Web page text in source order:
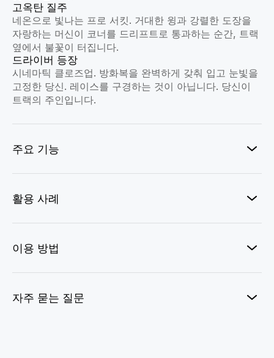
고옥탄 질주
네온으로 빛나는 프로 서킷. 거대한 윙과 강렬한 도장을
자랑하는 머신이 코너를 드리프트로 통과하는 순간, 트랙
옆에서 불꽃이 터집니다.
드라이버 등장
시네마틱 클로즈업. 방화복을 완벽하게 갖춰 입고 눈빛을
고정한 당신. 레이스를 구경하는 것이 아닙니다. 당신이
트랙의 주인입니다.
주요 기능
활용 사례
이용 방법
자주 묻는 질문